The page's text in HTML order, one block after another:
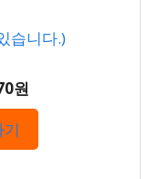
습니다.)
원